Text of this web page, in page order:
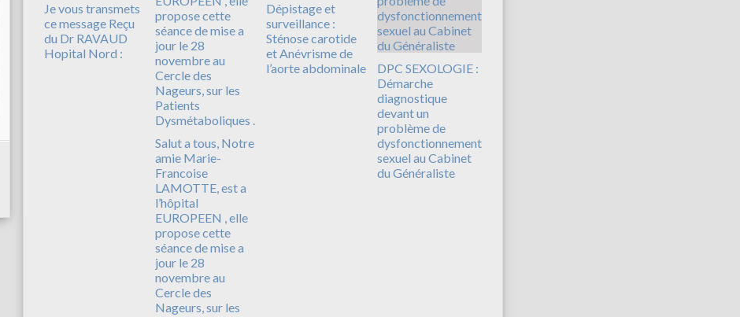
Je vous transmets
ce message Reçu
du Dr RAVAUD
Hopital Nord :
Salut a tous, Notre
amie Marie-
Francoise
LAMOTTE, est a
l’hôpital
EUROPEEN , elle
propose cette
séance de mise a
jour le 28
novembre au
Cercle des
Nageurs, sur les
Dépistage et
surveillance :
Sténose carotide
et Anévrisme de
l’aorte abdominale
DPC SEXOLOGIE :
Démarche
diagnostique
devant un
problème de
dysfonctionnement
sexuel au Cabinet
du Généraliste